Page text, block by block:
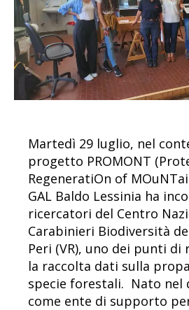
Martedì 29 luglio, nel
progetto PROMONT
RegeneratiOn of
GAL Baldo Lessinia ha
ricercatori del Centro
Carabinieri Biodiversità
Peri (VR), uno dei punti
la raccolta dati sulla
specie forestali. Nato nel
come ente di supporto